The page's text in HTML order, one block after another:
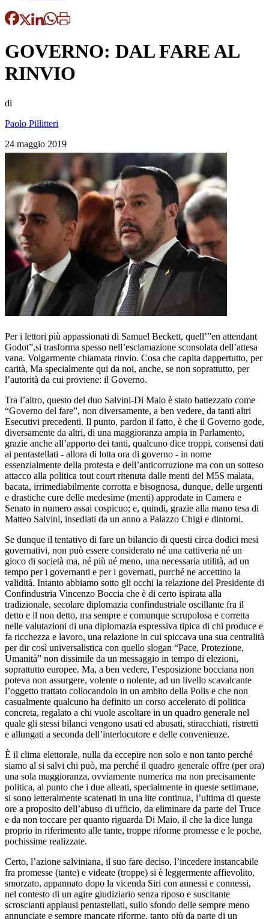
GOVERNO: DAL FARE AL
RINVIO
di
Paolo Pillitteri
24 maggio 2019
Per i lettori più appassionati di Samuel Beckett, quell’”en attendant
Godot”,si trasforma spesso nell’esclamazione sconsolata dell’attesa
vana. Volgarmente chiamata rinvio. Cosa che capita dappertutto, per
carità, Ma specialmente qui da noi, anche, se non soprattutto, per
l’autorità da cui proviene: il Governo.
Tra l’altro, questo del duo Salvini-Di Maio è stato battezzato come
“Governo del fare”, non diversamente, a ben vedere, da tanti altri
Esecutivi precedenti. Il punto, pardon il fatto, è che il Governo gode,
diversamente da altri, di una maggioranza ampia in Parlamento,
grazie anche all’apporto dei tanti, qualcuno dice troppi, consensi dati
ai pentastellati - allora di lotta ora di governo - in nome
essenzialmente della protesta e dell’anticorruzione ma con un sotteso
attacco alla politica tout court ritenuta dalle menti del M5S malata,
bacata, irrimediabilmente corrotta e bisognosa, dunque, delle urgenti
e drastiche cure delle medesime (menti) approdate in Camera e
Senato in numero assai cospicuo; e, quindi, grazie alla mano tesa di
Matteo Salvini, insediati da un anno a Palazzo Chigi e dintorni.
Se dunque il tentativo di fare un bilancio di questi circa dodici mesi
governativi, non può essere considerato né una cattiveria né un
gioco di società ma, né più né meno, una necessaria utilità, ad un
tempo per i governanti e per i governati, purché ne accettino la
validità. Intanto abbiamo sotto gli occhi la relazione del Presidente di
Confindustria Vincenzo Boccia che è di certo ispirata alla
tradizionale, secolare diplomazia confindustriale oscillante fra il
detto e il non detto, ma sempre e comunque scrupolosa e corretta
nelle valutazioni di una diplomazia espressiva tipica di chi produce e
fa ricchezza e lavoro, una relazione in cui spiccava una sua centralità
per dir così universalistica con quello slogan “Pace, Protezione,
Umanità” non dissimile da un messaggio in tempo di elezioni,
soprattutto europee. Ma, a ben vedere, l’esposizione bocciana non
poteva non assurgere, volente o nolente, ad un livello scavalcante
l’oggetto trattato collocandolo in un ambito della Polis e che non
casualmente qualcuno ha definito un corso accelerato di politica
concreta, regalato a chi vuole ascoltare in un quadro generale nel
quale gli stessi bilanci vengono usati ed abusati, stiracchiati, ristretti
e allungati a seconda dell’interlocutore e delle convenienze.
È il clima elettorale, nulla da eccepire non solo e non tanto perché
siamo al si salvi chi può, ma perché il quadro generale offre (per ora)
una sola maggioranza, ovviamente numerica ma non precisamente
politica, al punto che i due alleati, specialmente in queste settimane,
si sono letteralmente scatenati in una lite continua, l’ultima di queste
ore a proposito dell’abuso di ufficio, da eliminare da parte del Truce
e da non toccare per quanto riguarda Di Maio, il che la dice lunga
proprio in riferimento alle tante, troppe riforme promesse e le poche,
pochissime realizzate.
Certo, l’azione salviniana, il suo fare deciso, l’incedere instancabile
fra promesse (tante) e videate (troppe) si è leggermente affievolito,
smorzato, appannato dopo la vicenda Siri con annessi e connessi,
nel contesto di un agire giudiziario senza riposo e suscitante
scroscianti applausi pentastellati, sullo sfondo delle sempre meno
annunciate e sempre mancate riforme, tanto più da parte di un